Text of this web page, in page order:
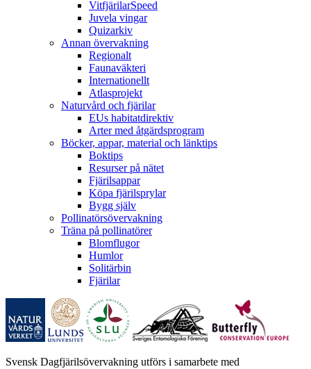
VitfjärilarSpeed
Juvela vingar
Quizarkiv
Annan övervakning
Regionalt
Faunaväkteri
Internationellt
Atlasprojekt
Naturvård och fjärilar
EUs habitatdirektiv
Arter med åtgärdsprogram
Böcker, appar, material och länktips
Boktips
Resurser på nätet
Fjärilsappar
Köpa fjärilsprylar
Bygg själv
Pollinatörsövervakning
Träna på pollinatörer
Blomflugor
Humlor
Solitärbin
Fjärilar
Svensk Dagfjärilsövervakning utförs i samarbete med